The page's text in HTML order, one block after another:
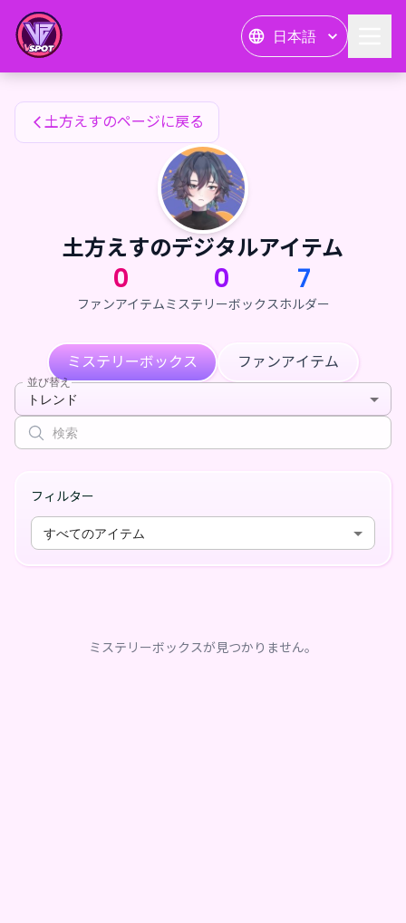
日本語
土方えすのファンアイテム
土方えすのページに戻る
土方えすのデジタルアイテム
0
ファンアイテム
0
ミステリーボックス
7
ホルダー
ミステリーボックス ファンアイテム
並び替え
トレンド
フィルター
すべてのアイテム
ミステリーボックスが見つかりません。
土方えすのファンアイテム — 24karat